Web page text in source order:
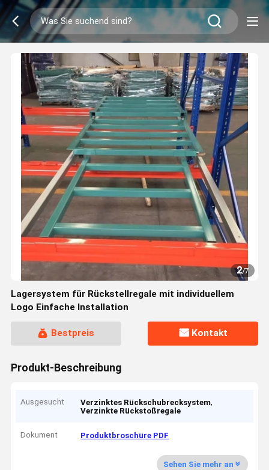
2/7
Lagersystem für Rückstellregale mit individuellem
Logo Einfache Installation
Bestpreis Kontakt
Produkt-Beschreibung
Ausgesucht Verzinktes Rückschubrecksystem,
Verzinkte Rückstoßregale
Dokument Produktbroschüre PDF
Sehen Sie mehr an